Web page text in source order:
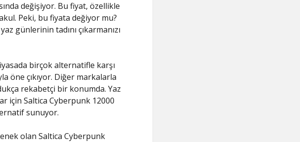
değişiyor. Bu fiyat, özellikle
Peki, bu fiyata değiyor mu?
günlerinin tadını çıkarmanızı
birçok alternatifle karşı
öne çıkıyor. Diğer markalarla
rekabetçi bir konumda. Yaz
için Saltica Cyberpunk 12000
sunuyor.
olan Saltica Cyberpunk